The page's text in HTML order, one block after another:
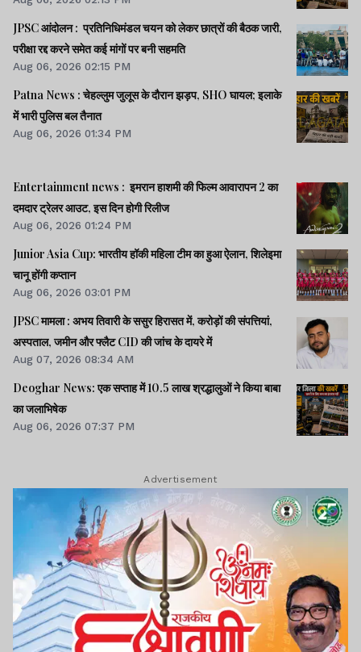
JPSC आंदोलन : प्रतिनिधिमंडल चयन को लेकर छात्रों की बैठक जारी,
परीक्षा रद्द करने समेत कई मांगों पर बनी सहमति
Aug 06, 2026 02:15 PM
Patna News : चेहल्लुम जुलूस के दौरान झड़प, SHO घायल; इलाके
में भारी पुलिस बल तैनात
Aug 06, 2026 01:34 PM
Entertainment news : इमरान हाशमी की फिल्म आवारापन 2 का
दमदार ट्रेलर आउट, इस दिन होगी रिलीज
Aug 06, 2026 01:24 PM
Junior Asia Cup: भारतीय हॉकी महिला टीम का हुआ ऐलान, शिलेइमा
चानू होंगी कप्तान
Aug 06, 2026 03:01 PM
JPSC मामला : अभय तिवारी के ससुर हिरासत में, करोड़ों की संपत्तियां,
अस्पताल, जमीन और फ्लैट CID की जांच के दायरे में
Aug 07, 2026 08:34 AM
Deoghar News: एक सप्ताह में 10.5 लाख श्रद्धालुओं ने किया बाबा
का जलाभिषेक
Aug 06, 2026 07:37 PM
Advertisement